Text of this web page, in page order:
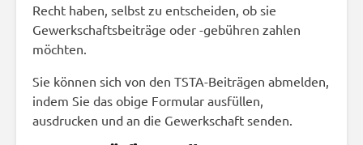
Recht haben, selbst zu entscheiden, ob sie
Gewerkschaftsbeiträge oder -gebühren zahlen
möchten.
Sie können sich von den TSTA-Beiträgen abmelden,
indem Sie das obige Formular ausfüllen,
ausdrucken und an die Gewerkschaft senden.